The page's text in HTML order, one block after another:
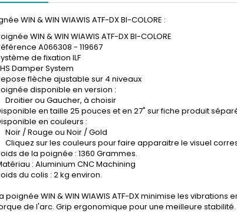
WIN & WIN WIAWIS ATF-DX BI-COLORE :
WIN & WIN WIAWIS ATF-DX BI-COLORE
A066308 - 119667
de fixation ILF
Damper System
flèche ajustable sur 4 niveaux
disponible en version :
Droitier ou Gaucher, à choisir
en taille 25 pouces et en 27" sur fiche produit
en couleurs :
Noir / Rouge ou Noir / Gold
Cliquez sur les couleurs pour faire apparaitre le visuel
de la poignée : 1360 Grammes.
: Aluminium CNC Machining
du colis : 2 kg environ.
poignée WIN & WIN WIAWIS ATF-DX minimise les vibrations
de l'arc. Grip ergonomique pour une meilleure stabilité.